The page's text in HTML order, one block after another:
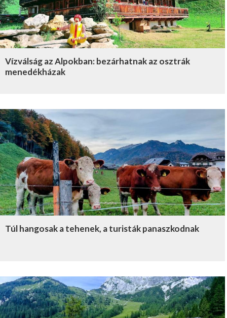
Vízválság az Alpokban: bezárhatnak az osztrák
menedékházak
Túl hangosak a tehenek, a turisták panaszkodnak